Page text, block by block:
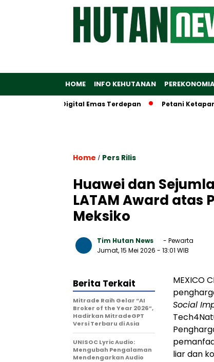
HOME INFO KEHUTANAN
Digital Emas Terdepan Petani Ketapang
Home / Pers Rilis
Huawei dan
LATAM Award atas
Meksiko
Tim Hutan News
- Pewarta
Jumat, 15 Mei 2026 - 13:01 WIB
MEXICO
Social
liar dan
Berita Terkait
Mitrade Raih Gelar “AI
Broker of the Year 2026”,
Hadirkan MitradeGPT
Versi Terbaru di Asia
UNISOC Lyric Audio:
Mengubah Pengalaman
Mendengarkan Audio